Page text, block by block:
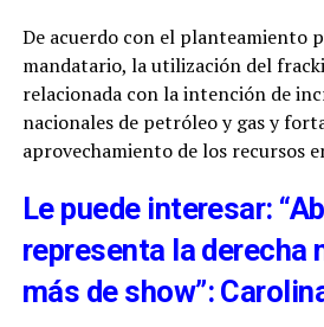
De acuerdo con el planteamiento
mandatario, la utilización del
relacionada con la intención de
nacionales de petróleo y gas y
aprovechamiento de los recursos
Le puede interesar:
representa la derecha
más de show”: